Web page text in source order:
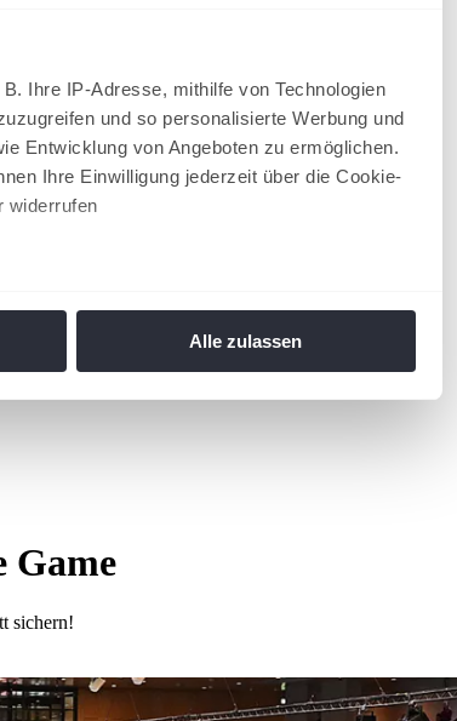
Ihre IP-Adresse, mithilfe von Technologien
und so personalisierte Werbung und
Entwicklung von Angeboten zu ermöglichen.
Ihre Einwilligung jederzeit über die Cookie-
widerrufen
für soziale Medien anbieten zu können
über den Link im Footer aufgerufen und
Alle zulassen
Game
sichern!